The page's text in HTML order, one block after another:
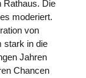
Rathaus. Die
moderiert.
von
stark in die
Jahren
Chancen